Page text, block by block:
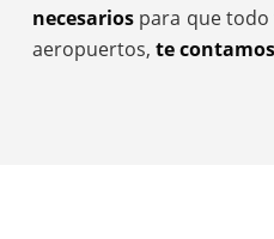
necesarios para que todo
aeropuertos, te